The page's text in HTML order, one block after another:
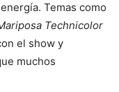
Temas como
Technicolor
el show y
muchos